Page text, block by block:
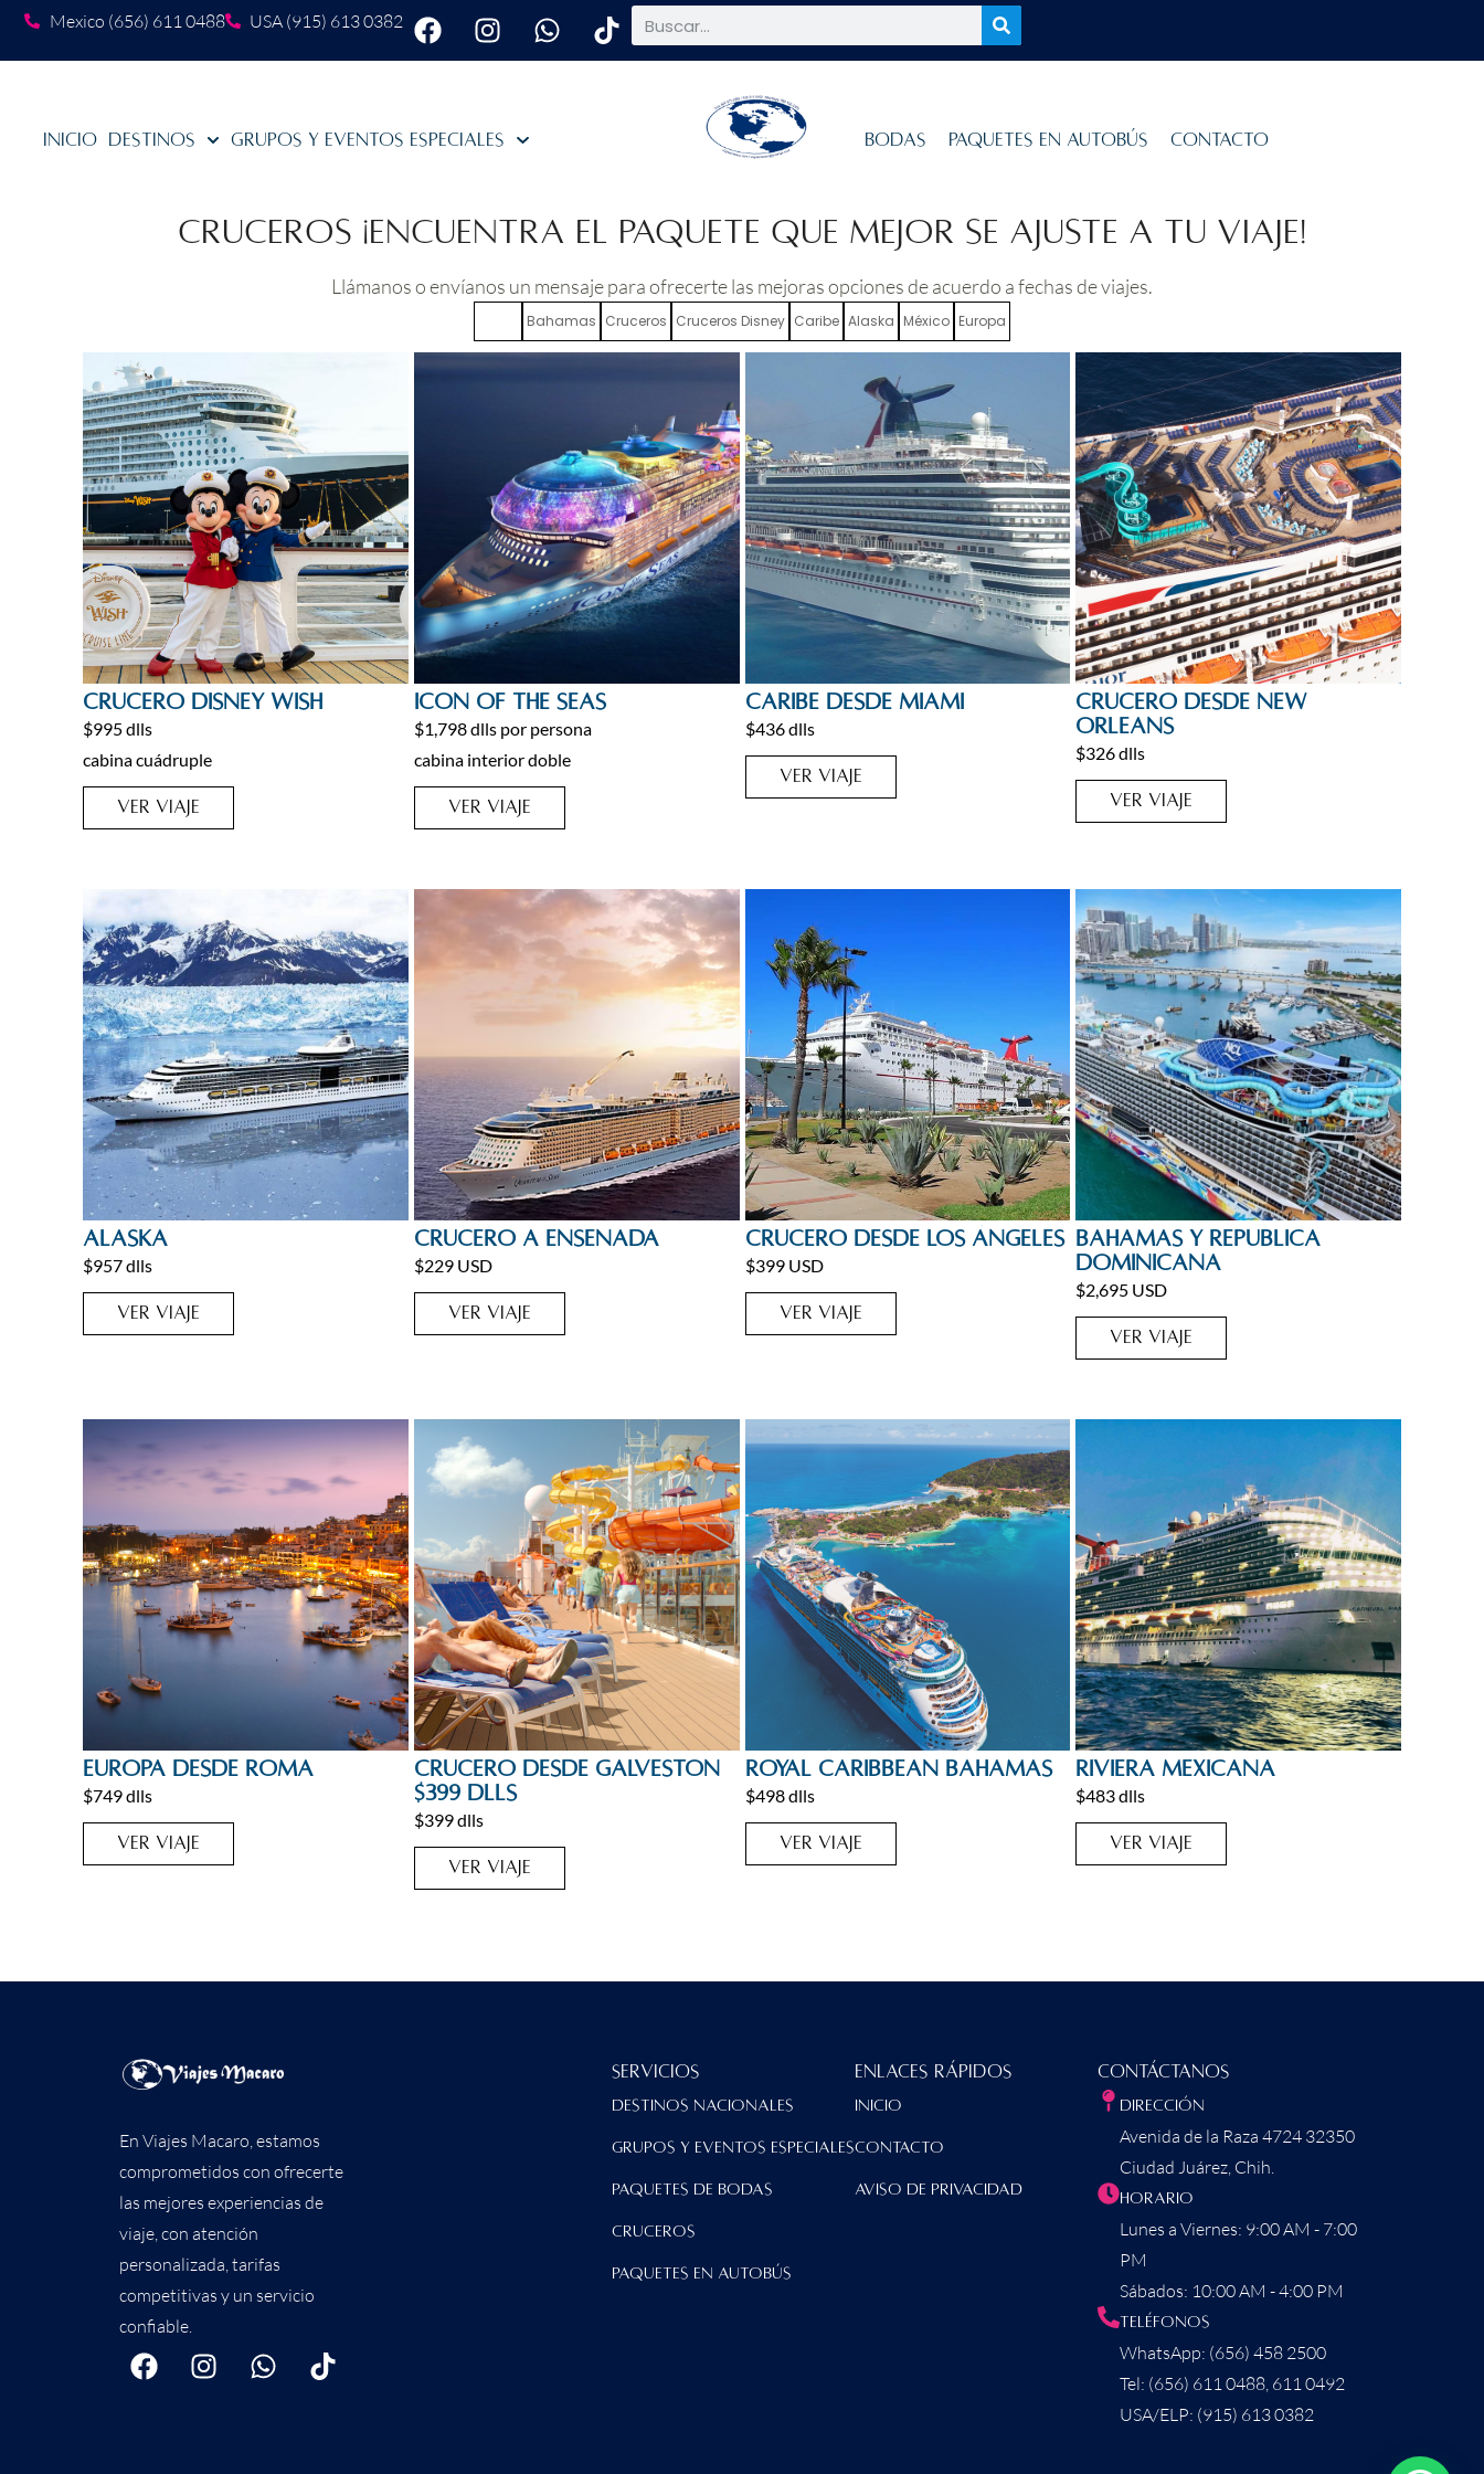
Mexico (656) 611 0488 USA (915) 613 0382
Inicio Destinos Grupos y Eventos Especiales Bodas Paquetes en Autobús Contacto
Cruceros ¡Encuentra el paquete que mejor se ajuste a tu viaje!
Llámanos o envíanos un mensaje para ofrecerte las mejoras opciones de acuerdo a fechas de viajes.
Bahamas Cruceros Cruceros Disney Caribe Alaska México Europa
Crucero Disney Wish
$995 dlls
cabina cuádruple
VER VIAJE
Bahamas,Cruceros,Cruceros
Cruceros Disney
ICON OF THE SEAS
$1,798 dlls por persona
cabina interior doble
VER VIAJE
Caribe ,Cruceros Caribe desde Miami
$436 dlls
VER VIAJE
Caribe,Cruceros
Crucero desde New
Orleans
$326 dlls
VER VIAJE
Caribe,Cruceros
Alaska
$957 dlls
VER VIAJE
Alaska,Cruceros Crucero a Ensenada
$229 USD
VER VIAJE
Cruceros,Cruceros,México,
Home
Crucero desde Los Ángeles
$399 USD
VER VIAJE
Cruceros,México
Bahamas y Republica
Dominicana
$2,695 USD
VER VIAJE
Bahamas,Caribe,Cruceros
Europa desde Roma
$749 dlls
VER VIAJE
Cruceros, Europa
Crucero desde Galveston
$399 dlls
$399 dlls
VER VIAJE
Caribe,Cruceros Royal Caribbean Bahamas
$498 dlls
VER VIAJE
Caribe, Cruceros Riviera Mexicana
$483 dlls
VER VIAJE
Cruceros ,México
En Viajes Macaro, estamos
comprometidos con ofrecerte
las mejores experiencias de
viaje, con atención
personalizada, tarifas
competitivas y un servicio
confiable.
Servicios
Destinos Nacionales
Grupos y Eventos Especiales
Paquetes de Bodas
Cruceros
Paquetes en Autobús
Enlaces Rápidos
Inicio
contacto
Aviso de Privacidad
Contáctanos
Dirección
Avenida de la Raza 4724 32350
Ciudad Juárez, Chih.
Horario
Lunes a Viernes: 9:00 AM - 7:00
PM
Sábados: 10:00 AM - 4:00 PM
Teléfonos
WhatsApp: (656) 458 2500
Tel: (656) 611 0488, 611 0492
USA/ELP: (915) 613 0382